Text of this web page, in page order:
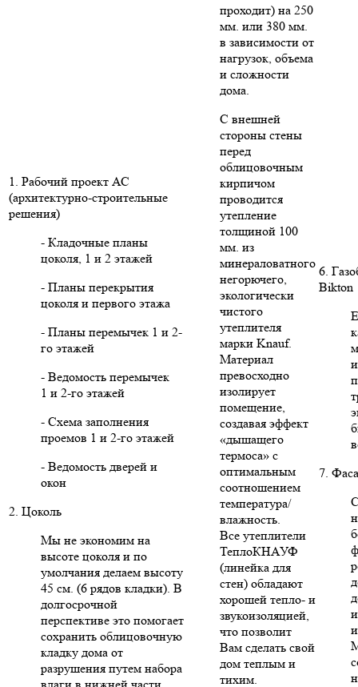
1. Рабочий проект АС
(архитектурно-строительные
решения)
- Кладочные планы
цоколя, 1 и 2 этажей
- Планы перекрытия
цоколя и первого этажа
- Планы перемычек 1 и 2-
го этажей
- Ведомость перемычек
1 и 2-го этажей
- Схема заполнения
проемов 1 и 2-го этажей
- Ведомость дверей и
окон
2. Цоколь
Мы не экономим на
высоте цоколя и по
умолчания делаем высоту
45 см. (6 рядов кладки). В
долгосрочной
перспективе это помогает
сохранить облицовочную
кладку дома от
разрушения путем набора
проходит) на 250
мм. или 380 мм.
в зависимости от
нагрузок, объема
и сложности
дома.
С внешней
стороны стены
перед
облицовочным
кирпичом
проводится
утепление
толщиной 100
мм. из
минераловатного
негорючего,
экологически
чистого
утеплителя
марки Knauf.
Материал
превосходно
изолирует
помещение,
создавая эффект
«дышащего
термоса» с
оптимальным
соотношением
температура/
влажность.
Все утеплители
ТеплоКНАУФ
(линейка для
стен) обладают
хорошей тепло- и
звукоизоляцией,
что позволит
Вам сделать свой
дом теплым и
тихим.
6.
Bikton
7.